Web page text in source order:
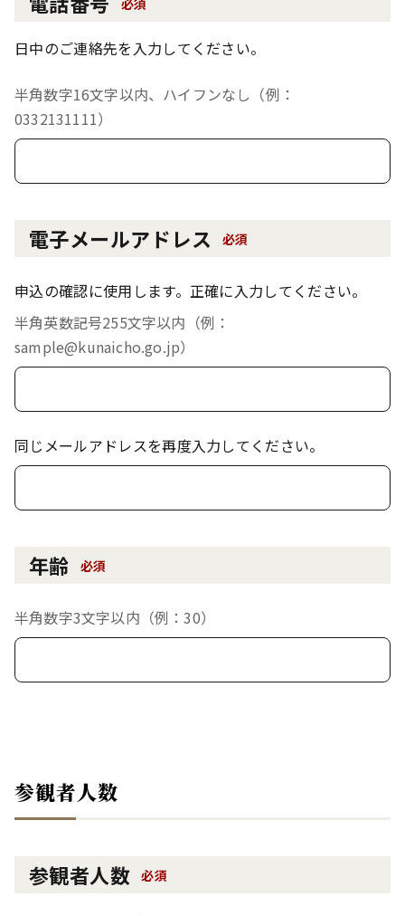
必須
日中のご連絡先を入力してください。
半角数字16文字以内、ハイフンなし（例：
0332131111）
電子メールアドレス 必須
申込の確認に使用します。正確に入力してください。
半角英数記号255文字以内（例：
sample@kunaicho.go.jp）
同じメールアドレスを再度入力してください。
年齢 必須
半角数字3文字以内（例：30）
参観者人数
参観者人数 必須